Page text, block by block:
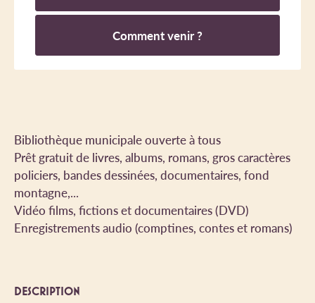
Bibliothèque municipale ouverte à tous
Prêt gratuit de livres, albums, romans, gros caractères
policiers, bandes dessinées, documentaires, fond
montagne,...
Vidéo films, fictions et documentaires (DVD)
Enregistrements audio (comptines, contes et romans)
DESCRIPTION
Comment venir ?